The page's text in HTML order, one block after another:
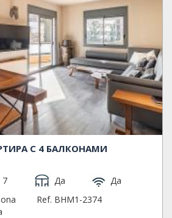
С 4 БАЛКОНАМИ
7 Да
Да
Ref. BHM1-2374